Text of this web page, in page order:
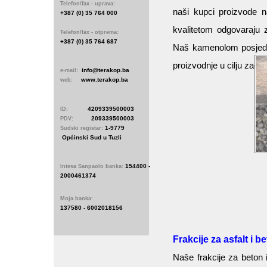
naši kupci proizvode
kvalitetom odgovaraju
Naš kamenolom
proizvodnje u cilju
Frakcije za asfalt i
Naše frakcije za beton
Telefon/fax - uprava:
+387 (0) 35 764 000
Telefon/fax - otprema:
+387 (0) 35 764 687
e-mail: info@terakop.ba
web: www.terakop.ba
ID: 4209339500003
PDV: 209339500003
Sudski registar: 1-9779
Općinski Sud u Tuzli
Intesa Sanpaolo banka: 154400 -
2000461374
Moja banka:
137580 - 6002018156